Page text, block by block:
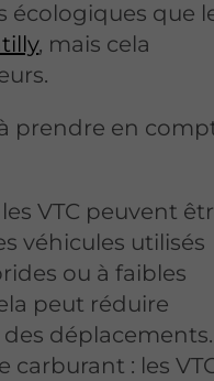
écologiques que
, mais cela
prendre en
VTC peuvent
véhicules utilisés
ou à faibles
peut réduire
déplacements.
: les